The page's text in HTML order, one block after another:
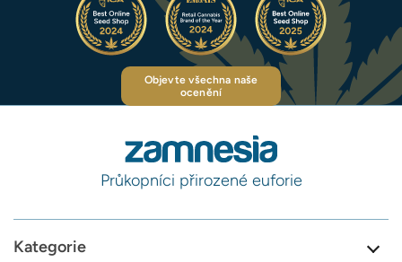
Objevte všechna naše
ocenění
Průkopníci přirozené euforie
Kategorie